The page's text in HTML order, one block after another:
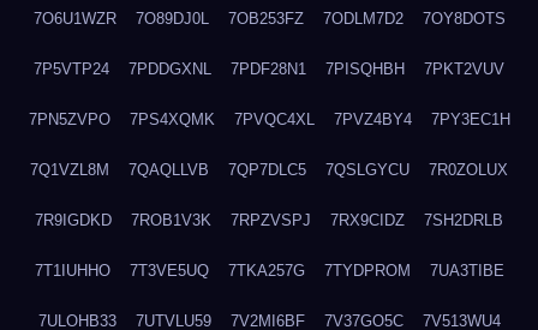
7O6U1WZR 7O89DJ0L 7OB253FZ 7ODLM7D2 7OY8DOTS
7P5VTP24 7PDDGXNL 7PDF28N1 7PISQHBH 7PKT2VUV
7PN5ZVPO 7PS4XQMK 7PVQC4XL 7PVZ4BY4 7PY3EC1H
7Q1VZL8M 7QAQLLVB 7QP7DLC5 7QSLGYCU 7R0ZOLUX
7R9IGDKD 7ROB1V3K 7RPZVSPJ 7RX9CIDZ 7SH2DRLB
7T1IUHHO 7T3VE5UQ 7TKA257G 7TYDPROM 7UA3TIBE
7ULOHB33 7UTVLU59 7V2MI6BF 7V37GO5C 7V513WU4